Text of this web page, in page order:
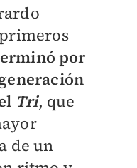
por
Tri, que
de un